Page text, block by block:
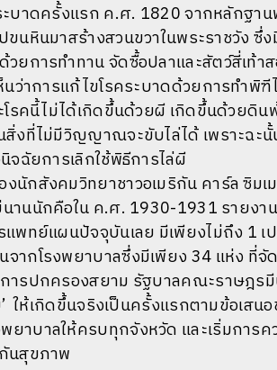
บาดครั้งแรก ค.ศ. 1820จากหลักฐา
นหินมาสร้างสวนขวาในพระราชวัง ซึ่
วยการทำทานจัดซื้อปลาและสัตว์สี่เท้า
นว่าการแก้ไขโรคระบาดด้วยการทำพิฑี
โรคนี้ไม่ได้เกิดขึ้นด้วยผี เกิดขึ้นด้วยดิน
สิ่งที่ไม่มีวิญญาณจะขับไล่ได้ เพราะฉะ
จฉัยการเลิกใช้พิธีการไล่ผี
งนักสังคมวิทยาชาวอเมริกัน คาร์ลซิมเ
านนักคือใน ค.ศ. 1930-1931 รายงา
แพทย์แผนปัจจุบันเลย มีเพียงไม่ถึง 1 เ
ากโรงพยาบาลซึ่งมีเพียง 34 แห่ง ที่จั
ารปกครองสยาม รัฐบาลคณะราษฎรมี
’ ให้เกิดขึ้นจริงเป็นครั้งแรกตามข้อเสน
ยาบาลให้ครบทุกจังหวัด และเริ่มการ
นสุขภาพ